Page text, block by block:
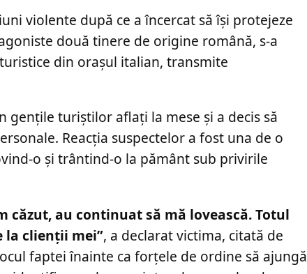
violente după ce a încercat să își protejeze
două tinere de origine română, s-a
din orașul italian, transmite
gențile turiștilor aflați la mese și a decis să
Reacția suspectelor a fost una de o
o și trântind-o la pământ sub privirile
au continuat să mă lovească. Totul
la clienții mei”, a declarat victima, citată de
faptei înainte ca forțele de ordine să ajungă